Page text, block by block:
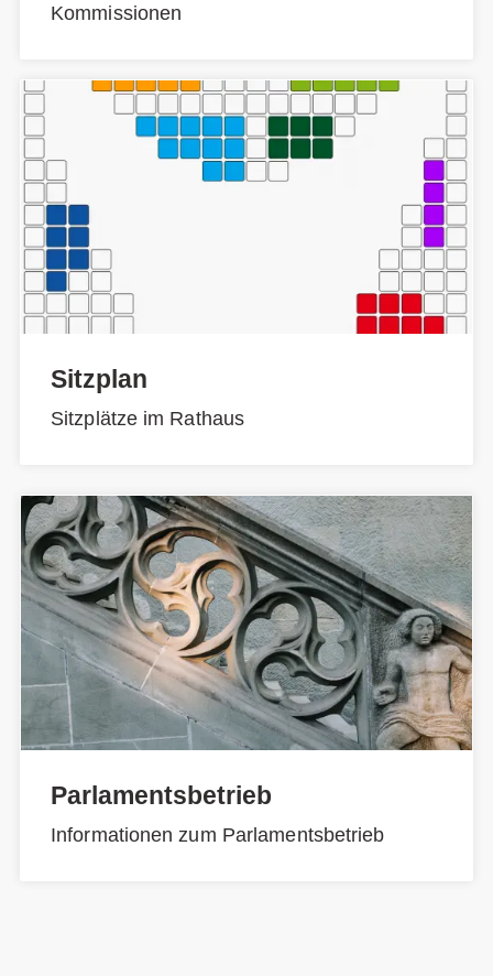
Kommissionen
Sitzplan
Sitzplätze im Rathaus
Parlamentsbetrieb
Informationen zum Parlamentsbetrieb